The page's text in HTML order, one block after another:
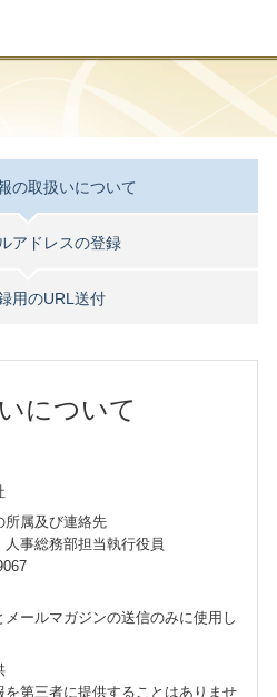
の取扱いについて
アドレスの登録
用のURL送付
について
所属及び連絡先
事総務部担当執行役員
ールマガジンの送信のみに使用し
を第三者に提供することはありませ